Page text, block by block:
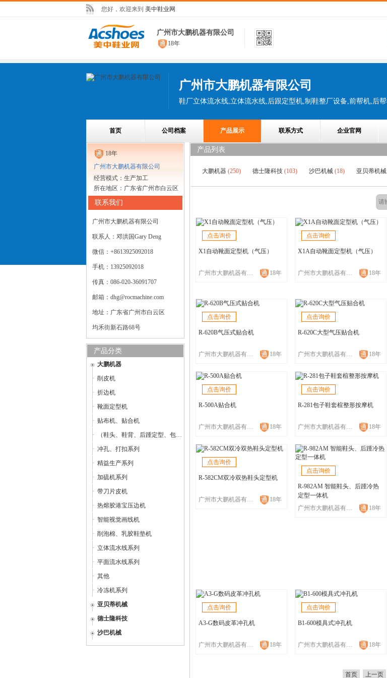
您好，欢迎来到 美中鞋业网
广州市大鹏机器有限公司
18年
广州市大鹏机器有限公司
首页 公司档案 产品展示 联系方式 企业官网
18年
广州市大鹏机器有限公司
经营模式：生产加工
所在地区：广东省广州市白云区
联系我们
广州市大鹏机器有限公司
联系人：邓洪国Gary Deng
微信：+8613925092018
手机：13925092018
传真：086-020-36091707
邮箱：dhg@rocmachine.com
地址：广东省广州市白云区
均禾街新石路68号
产品分类
大鹏机器
削皮机
折边机
靴面定型机
贴布机、贴合机
（鞋头、鞋背、后踵定型、包子鞋整型机）定型机
冲孔、打扣系列
精益生产系列
加硫机系列
带刀片皮机
热熔胶港宝压边机
智能视觉画线机
削泡棉、乳胶鞋垫机
立体流水线系列
平面流水线系列
其他
冷冻机系列
亚贝蒂机械
德士隆科技
沙巴机械
产品列表
大鹏机器 (250) 德士隆科技 (103) 沙巴机械 (18) 亚贝蒂机械
点击询价
X1自动靴面定型机（气压）
广州市大鹏机器有限公司 18年
点击询价
X1A自动靴面定型机（气压）
广州市大鹏机器有限公司 18年
点击询价
R-620B气压式贴合机
广州市大鹏机器有限公司 18年
点击询价
R-620C大型气压贴合机
广州市大鹏机器有限公司 18年
点击询价
R-500A贴合机
广州市大鹏机器有限公司 18年
点击询价
R-281包子鞋套楦整形按摩机
广州市大鹏机器有限公司 18年
点击询价
R-582CM双冷双热鞋头定型机
广州市大鹏机器有限公司 18年
点击询价
R-982AM 智能鞋头、后踵冷热
定型一体机
广州市大鹏机器有限公司
18年
点击询价
A3-G数码皮革冲孔机
广州市大鹏机器有限公司 18年
点击询价
B1-600模具式冲孔机
广州市大鹏机器有限公司 18年
首页 上一页